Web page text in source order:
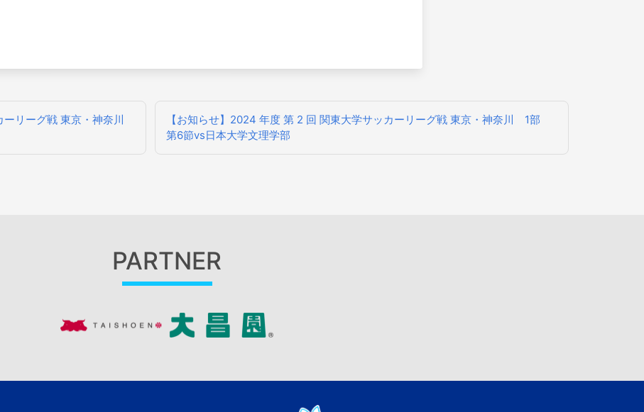
ーリーグ戦 東京・神奈川
【お知らせ】2024 年度 第 2 回 関東大学サッカーリーグ戦 東京・神奈川 1部
第6節vs日本大学文理学部
PARTNER